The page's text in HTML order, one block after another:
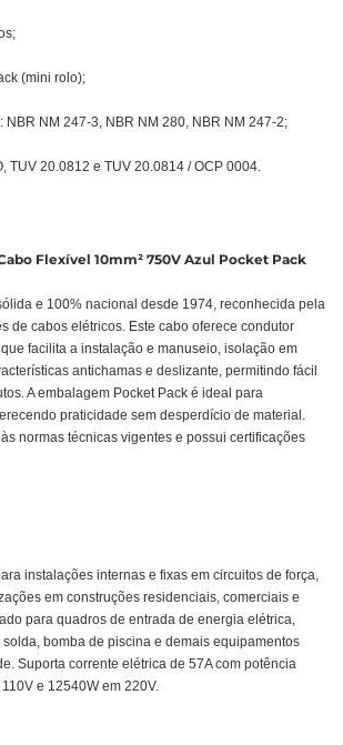
(mini rolo);
NBR NM 247-3, NBR NM 280, NBR NM 247-2;
TUV 20.0812 e TUV 20.0814 / OCP 0004.
Flexível 10mm² 750V Azul Pocket Pack
e 100% nacional desde 1974, reconhecida pela
de cabos elétricos. Este cabo oferece condutor
facilita a instalação e manuseio, isolação em
antichamas e deslizante, permitindo fácil
A embalagem Pocket Pack é ideal para
praticidade sem desperdício de material.
normas técnicas vigentes e possui certificações
instalações internas e fixas em circuitos de força,
em construções residenciais, comerciais e
para quadros de entrada de energia elétrica,
bomba de piscina e demais equipamentos
Suporta corrente elétrica de 57A com potência
e 12540W em 220V.